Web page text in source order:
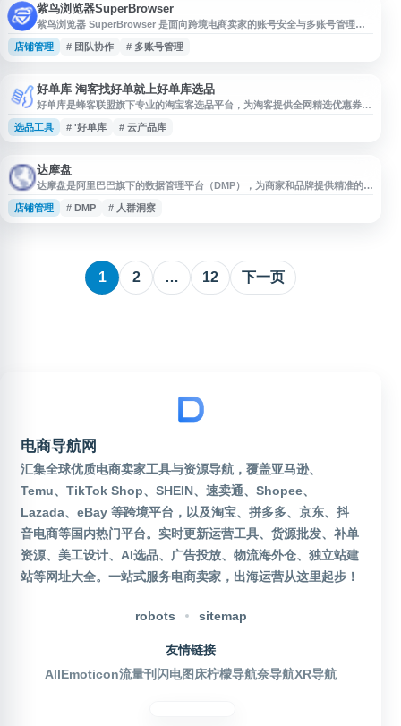
平
紫鸟浏览器SuperBrowser
紫鸟浏览器 SuperBrowser 是面向跨境电商卖家的账号安全与多账号管理工
具，支持 TikTok Shop、亚马逊、沃尔玛、eBay、Shopee 等 300+ 跨境平
台使用场景。其功能侧重于账号环境隔离、团队协作、店铺运营管理和风险防
店铺管理 # 团队协作 # 多账号管理
好单库 淘客找好单就上好单库选品
好单库是蜂客联盟旗下专业的淘宝客选品平台，为淘客提供全网精选优惠券商
品库。平台每天实时更新海量优质商品，涵盖淘宝、天猫等电商平台的领券商
品信息，支持鹊桥商品筛选和数据分析。好单库提供全天候商品直播，帮助淘
淘客还是资深推广者，
选品工具 # '好单库 # 云产品库
达摩盘
达摩盘是阿里巴巴旗下的数据管理平台（DMP），为商家和品牌提供精准的消
费者人群洞察与营销服务。平台整合淘宝、天猫等阿里生态内的海量数据资
源，通过数据分析和人群画像技术，帮助商家识别目标客户、优化广告投放和
店铺管理 # DMP # 人群洞察
1 2 … 12 下一页
电商导航网
汇集全球优质电商卖家工具与资源导航，覆盖亚马逊、
Temu、TikTok Shop、SHEIN、速卖通、Shopee、
Lazada、eBay 等跨境平台，以及淘宝、拼多多、京东、抖
音电商等国内热门平台。实时更新运营工具、货源批发、补单
资源、美工设计、AI选品、广告投放、物流海外仓、独立站建
站等网址大全。一站式服务电商卖家，出海运营从这里起步！
robots sitemap
友情链接
AllEmoticon流量刊 闪电图床柠檬导航奈导航XR导航